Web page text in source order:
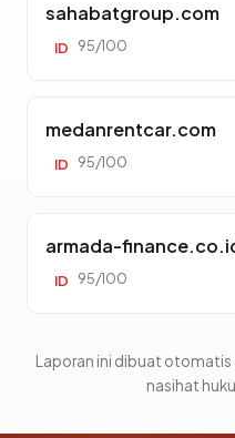
sahabatgroup.com
ID 95/100
medanrentcar.com
ID 95/100
armada-
ID 95/100
Laporan ini dibuat otomatis
nasihat